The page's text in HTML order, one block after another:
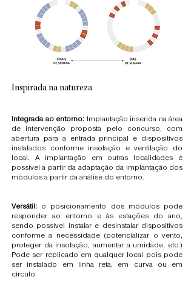
Inspirada na natureza
Integrada ao entorno: Implantação inserida na área
de intervenção proposta pelo concurso, com
abertura para a entrada principal e dispositivos
instalados conforme insolação e ventilação do
local. A implantação em outras localidades é
possível a partir da adaptação da implantação dos
módulos a partir da análise do entorno.
Versátil: o posicionamento dos módulos pode
responder ao entorno e às estações do ano,
sendo possível instalar e desinstalar dispositivos
conforme a necessidade (potencializar o vento,
proteger da insolação, aumentar a umidade, etc.)
Pode ser replicado em qualquer local pois pode
ser instalado em linha reta, em curva ou em
círculo.